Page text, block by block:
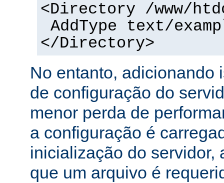
<Directory /www/
AddType text/
</Directory>
No entanto, adicionando
de configuração do
menor perda de
a configuração é
inicialização do servidor,
que um arquivo é